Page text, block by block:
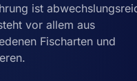
ist
vor allem aus
Fischarten und